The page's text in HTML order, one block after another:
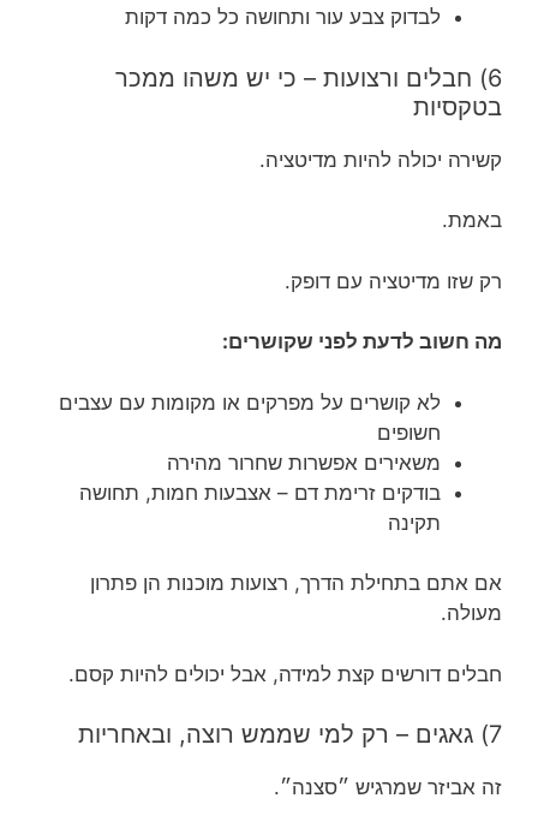
לבדוק צבע עור ותחושה כל כמה דקות
6) חבלים ורצועות – כי יש משהו ממכר
בטקסיות
קשירה יכולה להיות מדיטציה.
באמת.
רק שזו מדיטציה עם דופק.
מה חשוב לדעת לפני שקושרים:
לא קושרים על מפרקים או מקומות עם עצבים
חשופים
משאירים אפשרות שחרור מהירה
בודקים זרימת דם – אצבעות חמות, תחושה
תקינה
אם אתם בתחילת הדרך, רצועות מוכנות הן פתרון
מעולה.
חבלים דורשים קצת למידה, אבל יכולים להיות קסם.
7) גאגים – רק למי שממש רוצה, ובאחריות
זה אביזר שמרגיש ״סצנה״.